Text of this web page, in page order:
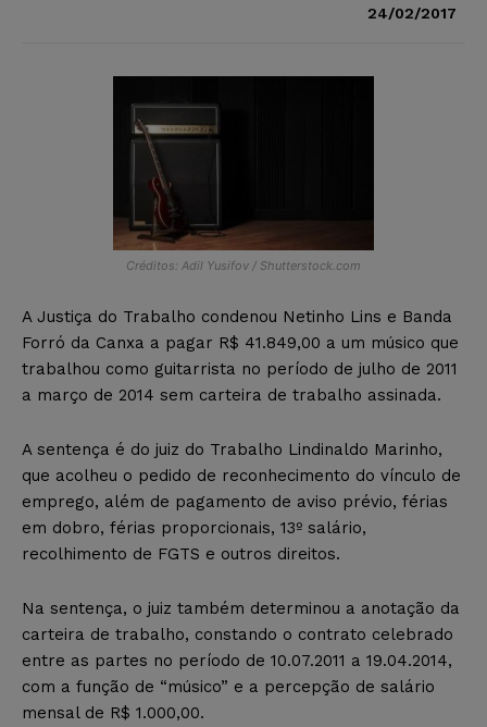
24/02/2017
Créditos: Adil Yusifov / Shutterstock.com
A Justiça do Trabalho condenou Netinho Lins e Banda
Forró da Canxa a pagar R$ 41.849,00 a um músico que
trabalhou como guitarrista no período de julho de 2011
a março de 2014 sem carteira de trabalho assinada.
A sentença é do juiz do Trabalho Lindinaldo Marinho,
que acolheu o pedido de reconhecimento do vínculo de
emprego, além de pagamento de aviso prévio, férias
em dobro, férias proporcionais, 13º salário,
recolhimento de FGTS e outros direitos.
Na sentença, o juiz também determinou a anotação da
carteira de trabalho, constando o contrato celebrado
entre as partes no período de 10.07.2011 a 19.04.2014,
com a função de “músico” e a percepção de salário
mensal de R$ 1.000,00.